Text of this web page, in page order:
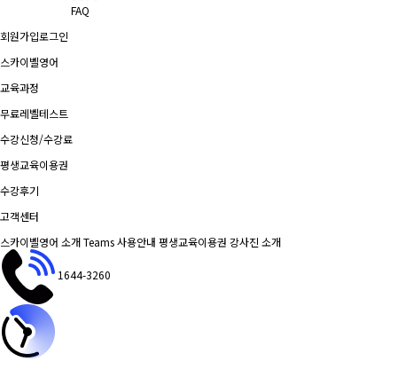
FAQ
회원가입로그인
스카이벨영어
교육과정
무료레벨테스트
수강신청/수강료
평생교육이용권
수강후기
고객센터
스카이벨영어 소개Teams 사용안내 평생교육이용권 강사진 소개
1644-3260